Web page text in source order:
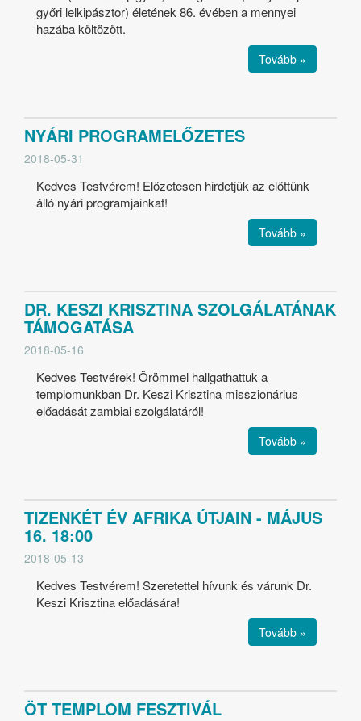
győri lelkipásztor) életének 86. évében a mennyei
hazába költözött.
Tovább »
NYÁRI PROGRAMELŐZETES
2018-05-31
Kedves Testvérem! Előzetesen hirdetjük az előttünk
álló nyári programjainkat!
Tovább »
DR. KESZI KRISZTINA SZOLGÁLATÁNAK
TÁMOGATÁSA
2018-05-16
Kedves Testvérek! Örömmel hallgathattuk a
templomunkban Dr. Keszi Krisztina misszionárius
előadását zambiai szolgálatáról!
Tovább »
TIZENKÉT ÉV AFRIKA ÚTJAIN - MÁJUS
16. 18:00
2018-05-13
Kedves Testvérem! Szeretettel hívunk és várunk Dr.
Keszi Krisztina előadására!
Tovább »
ÖT TEMPLOM FESZTIVÁL